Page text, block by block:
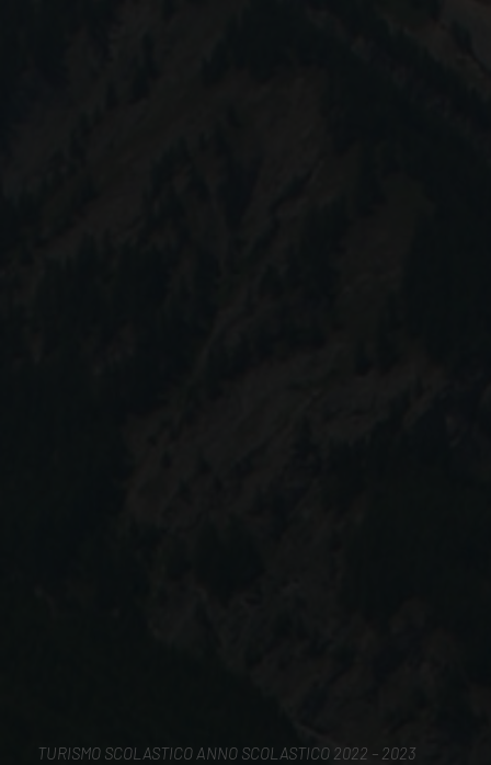
TURISMO SCOLASTICO ANNO SCOLASTICO 2022 – 2023